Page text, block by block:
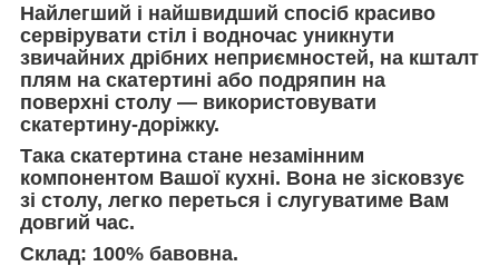
Найлегший і найшвидший спосіб красиво
сервірувати стіл і водночас уникнути
звичайних дрібних неприємностей, на кшталт
плям на скатертині або подряпин на
поверхні столу — використовувати
скатертину-доріжку.
Така скатертина стане незамінним
компонентом Вашої кухні. Вона не зісковзує
зі столу, легко переться і слугуватиме Вам
довгий час.
Склад: 100% бавовна.